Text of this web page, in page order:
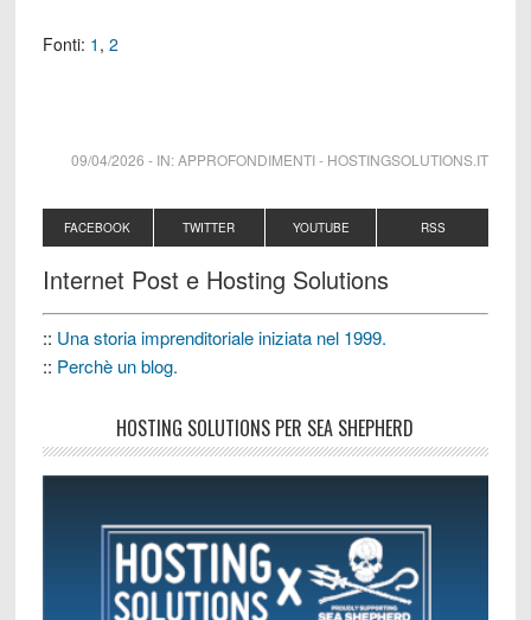
Fonti: 1 , 2
09/04/2026 - IN:APPROFONDIMENTI- HOSTINGSOLUTIONS.IT
FACEBOOK TWITTER YOUTUBE RSS
Internet Post e Hosting Solutions
:: Una storia imprenditoriale iniziata nel 1999.
:: Perchè un blog.
HOSTING SOLUTIONS PER SEA SHEPHERD